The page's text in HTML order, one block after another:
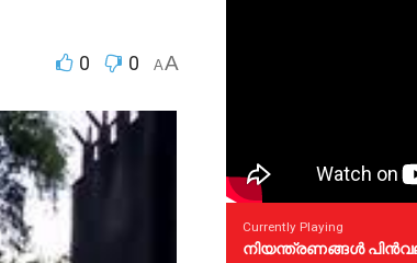
0 0 AA
Currently Playing
നിയന്ത്രണങ്ങള്‍